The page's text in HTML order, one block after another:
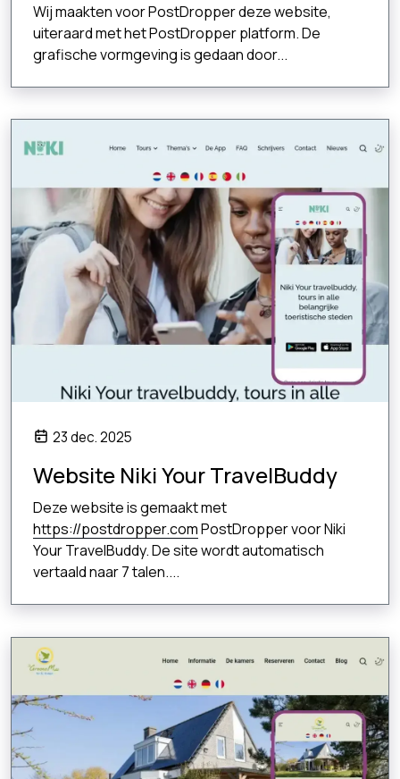
Wij maakten voor PostDropper deze website,
uiteraard met het PostDropper platform. De
grafische vormgeving is gedaan door...
23 dec. 2025
Website Niki Your TravelBuddy
Deze website is gemaakt met
https://postdropper.comPostDropper voor Niki
Your TravelBuddy. De site wordt automatisch
vertaald naar 7 talen....